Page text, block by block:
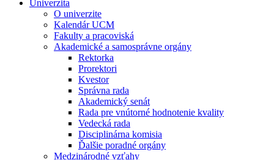
Univerzita
O univerzite
Kalendár UCM
Fakulty a pracoviská
Akademické a samosprávne orgány
Rektorka
Prorektori
Kvestor
Správna rada
Akademický senát
Rada pre vnútorné hodnotenie kvality
Vedecká rada
Disciplinárna komisia
Ďalšie poradné orgány
Medzinárodné vzťahy